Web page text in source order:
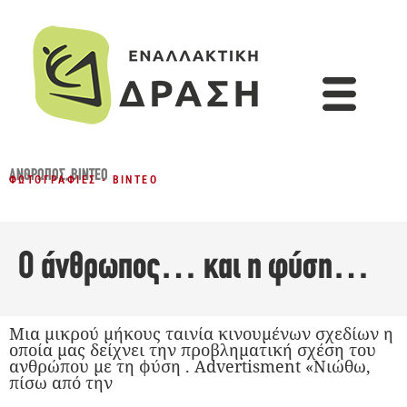
ΆΝΘΡΩΠΟΣ,ΒΊΝΤΕΟ
ΦΩΤΟΓΡΑΦΊΕΣ - ΒΊΝΤΕΟ
Ο άνθρωπος… και η φύση…
Μια μικρού μήκους ταινία κινουμένων σχεδίων η
οποία μας δείχνει την προβληματική σχέση του
ανθρώπου με τη φύση . Advertisment «Νιώθω,
πίσω από την